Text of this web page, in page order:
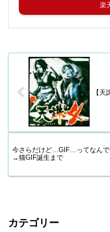
楽
【
今さらだけど…GIF…ってなんで
→猫GIF誕生まで
カテゴリー